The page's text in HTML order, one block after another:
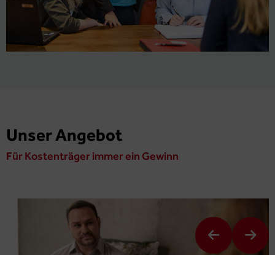
Unser Angebot
Für Kostenträger immer ein Gewinn